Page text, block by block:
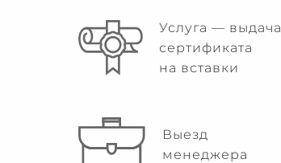
Услуга — выдача
сертификата
на вставки
Выезд
менеджера